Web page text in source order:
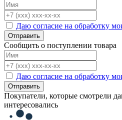
Даю согласие на обработку
Отправить
Сообщить о поступлении товара
Даю согласие на обработку
Отправить
Покупатели, которые смотрели
интересовались